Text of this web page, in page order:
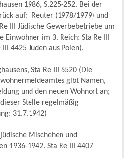
1986, S.225-252. Bei der
auf: Reuter (1978/1979) und
III Jüdische Gewerbebetriebe um
Einwohner im 3. Reich; Sta Re III
4425 Juden aus Polen).
Sta Re III 6520 (Die
gibt Namen,
und den neuen Wohnort an;
Stelle regelmäßig
31.7.1942)
Mischehen und
1936-1942. Sta Re III 4407